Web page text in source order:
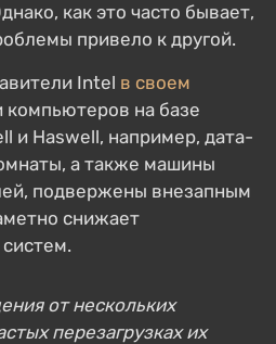
как это часто бывает,
привело к другой.
Intel в своем
компьютеров на базе
и Haswell, например, дата-
а также машины
подвержены внезапным
снижает
от нескольких
перезагрузках их